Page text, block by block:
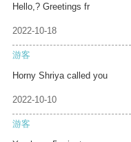
Hello,? Greetings fr
2022-10-18
游客
Horny Shriya called you
2022-10-10
游客